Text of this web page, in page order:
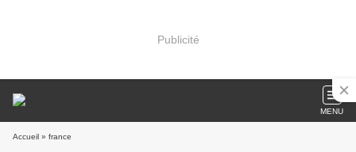
Publicité
MENU
Accueil » france